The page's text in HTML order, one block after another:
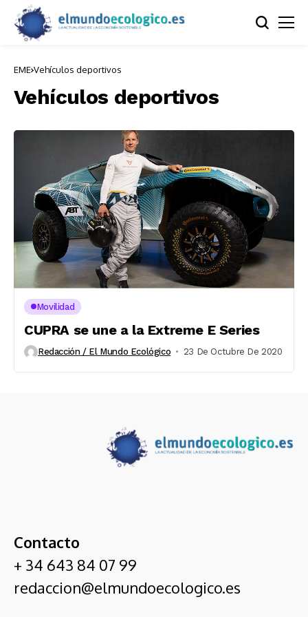
EME Vehículos deportivos
Vehículos deportivos
Movilidad
CUPRA se une a la Extreme E Series
Redacción / El Mundo Ecológico 23 De Octubre De 2020
Contacto
+ 34 643 84 07 99
redaccion@elmundoecologico.es